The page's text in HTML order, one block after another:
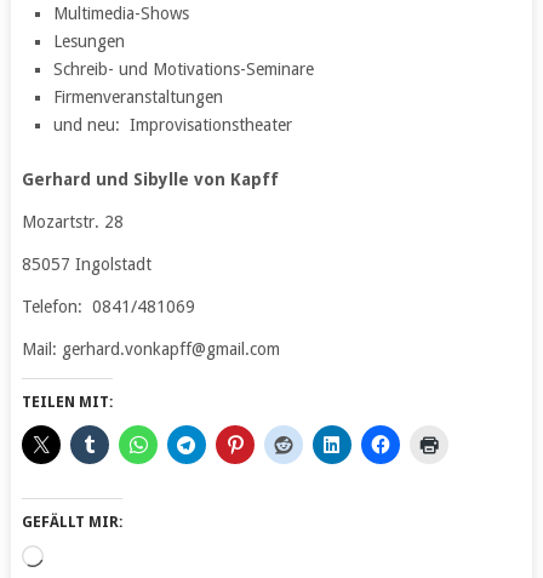
Multimedia-Shows
Lesungen
Schreib- und Motivations-Seminare
Firmenveranstaltungen
und neu: Improvisationstheater
Gerhard und Sibylle von Kapff
Mozartstr. 28
85057 Ingolstadt
Telefon: 0841/481069
Mail: gerhard.vonkapff@gmail.com
TEILEN MIT:
GEFÄLLT MIR:
Wird